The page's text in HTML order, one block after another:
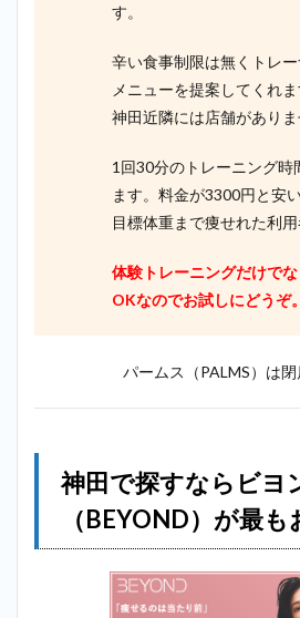
す。
辛い食事制限は無くトレ
メニューを提案してくれま
神田近隣には店舗がありま
1回30分のトレーニング時
ます。料金が3300円と安
目標体重まで痩せれた利用
体験トレーニングだけで
OKなのでお試しにどうぞ。
パームス（PALMS）は
神田で探すならビヨ
（BEYOND）が最も